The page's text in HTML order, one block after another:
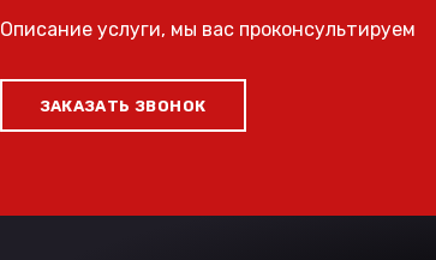
Описание услуги, мы вас проконсультируем
ЗАКАЗАТЬ ЗВОНОК